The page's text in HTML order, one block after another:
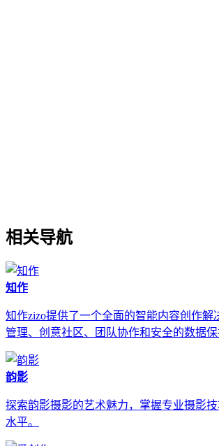
相关导航
知作
知作zizo提供了一个全面的智能内容创作解
管理、创意社区、团队协作和安全的数据保
韵影
探索韵影摄影的艺术魅力，掌握专业摄影
水平。